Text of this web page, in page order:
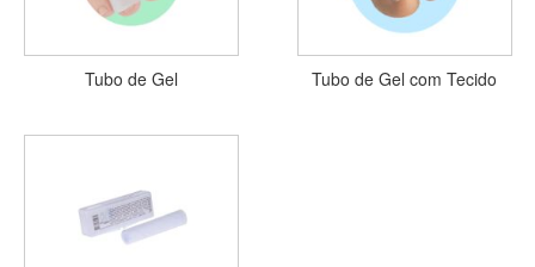
Tubo de Gel Tubo de Gel com Tecido